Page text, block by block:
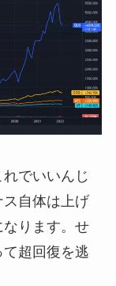
でいいんじ
自体は上げ
なります。せ
超回復を逃